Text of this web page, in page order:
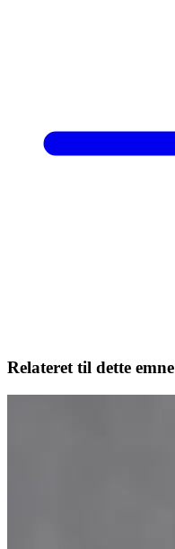
Relateret til dette emne